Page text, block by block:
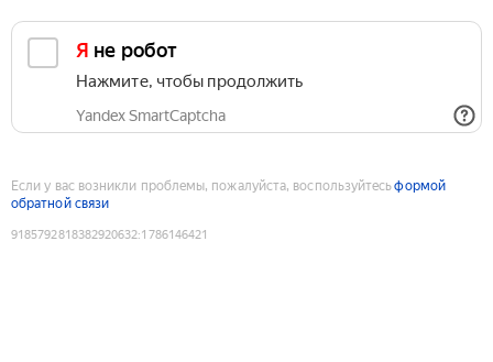
Я не робот
Нажмите, чтобы продолжить
Yandex SmartCaptcha
Если у вас возникли проблемы, пожалуйста, воспользуйтесьформой
обратной связи
9185792818382920632:1786146421